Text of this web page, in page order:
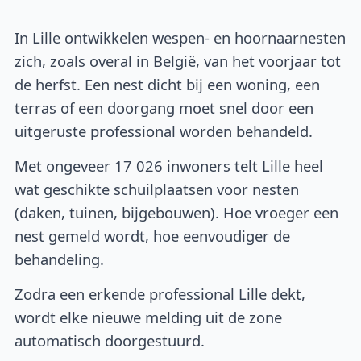
In Lille ontwikkelen wespen- en hoornaarnesten
zich, zoals overal in België, van het voorjaar tot
de herfst. Een nest dicht bij een woning, een
terras of een doorgang moet snel door een
uitgeruste professional worden behandeld.
Met ongeveer 17 026 inwoners telt Lille heel
wat geschikte schuilplaatsen voor nesten
(daken, tuinen, bijgebouwen). Hoe vroeger een
nest gemeld wordt, hoe eenvoudiger de
behandeling.
Zodra een erkende professional Lille dekt,
wordt elke nieuwe melding uit de zone
automatisch doorgestuurd.